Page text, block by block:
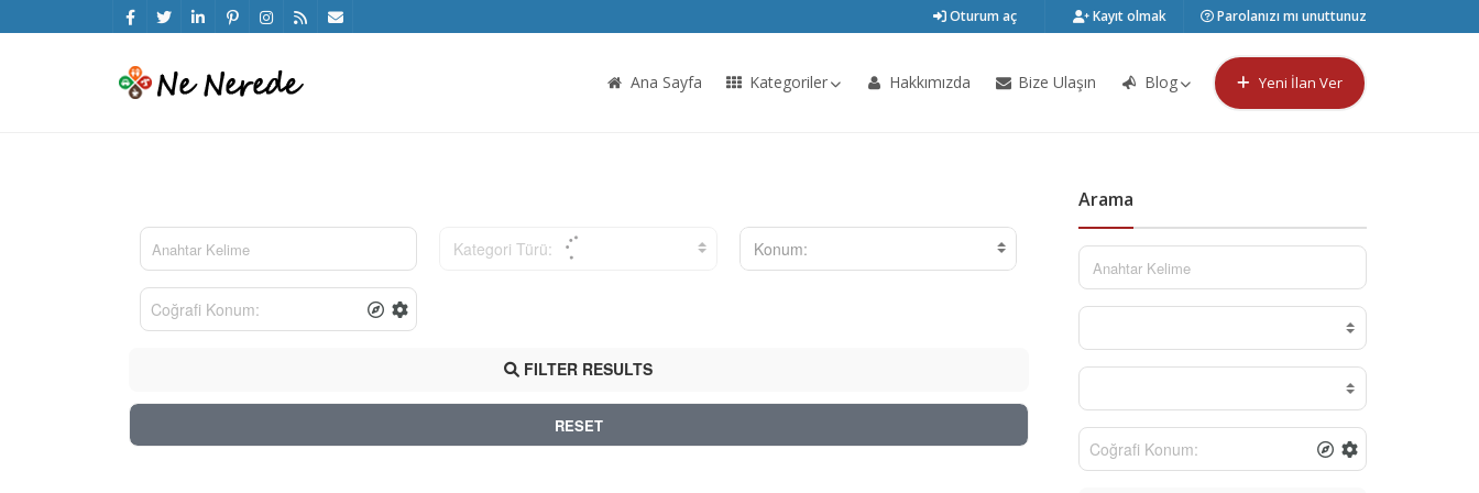
Oturum aç Kayıt olmak Parolanızı mı unuttunuz
Ana Sayfa Kategoriler Hakkımızda Bize Ulaşın Blog Yeni İlan Ver
Kategori Türü: Konum:
FILTER RESULTS
RESET
Arama